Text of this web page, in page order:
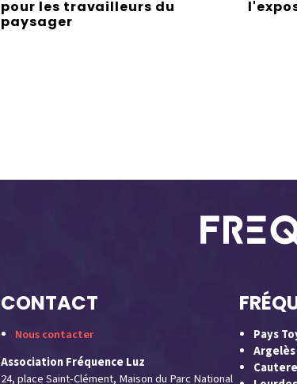
pour les travailleurs du
paysager
CONTACT
Nous contacter
Association Fréquence Luz
24, place Saint-Clément, Maison du Parc National
Pays
Argelès